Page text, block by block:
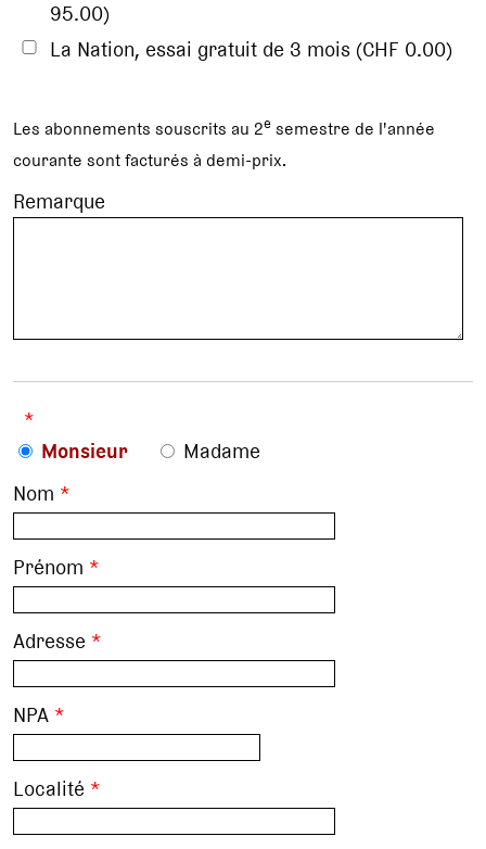
95.00)
La Nation, essai gratuit de 3 mois (CHF 0.00)
Les abonnements souscrits au 2e semestre de l'année
courante sont facturés à demi-prix.
Remarque
*
Monsieur
Madame
Nom *
Prénom *
Adresse *
NPA *
Localité *